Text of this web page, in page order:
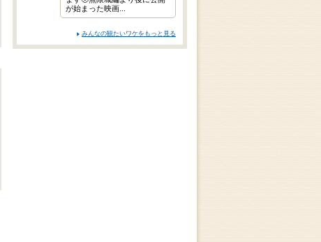
が始まった映画...
みんなの観たいワケをもっと見る